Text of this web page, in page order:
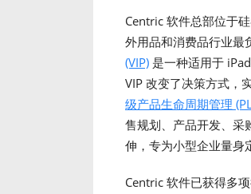
Centric 软件总部位于
外用品和消费品行业最
(VIP) 是一种适用于
VIP 改变了决策方式，
级产品生命周期管理
售规划、产品开发、采
伸，专为小型企业量身
Centric 软件已获得多